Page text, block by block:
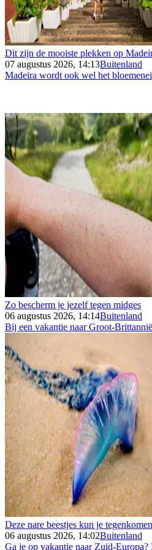
Dit zijn de mooiste plekken op
07 augustus 2026, 14:13Buitenland
Madeira wordt ook wel het
Zo bescherm je jezelf tegen midges
06 augustus 2026, 14:14Buitenland
Bij een vakantie naar Groot-
Deze nare beestjes kun je
06 augustus 2026, 14:02Buitenland
Ga je op vakantie naar Zuid-